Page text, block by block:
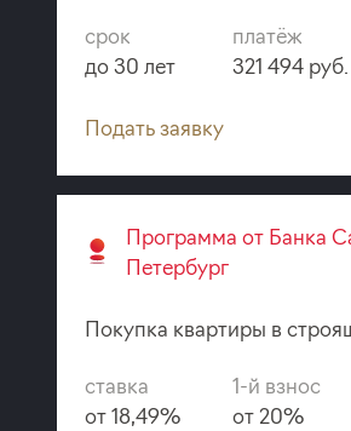
срок
до 30 лет
платёж
321 494 руб.
Подать заявку
Программа от Банка
Петербург
Покупка квартиры в
ставка
от 18,49%
1-й взнос
от 20%